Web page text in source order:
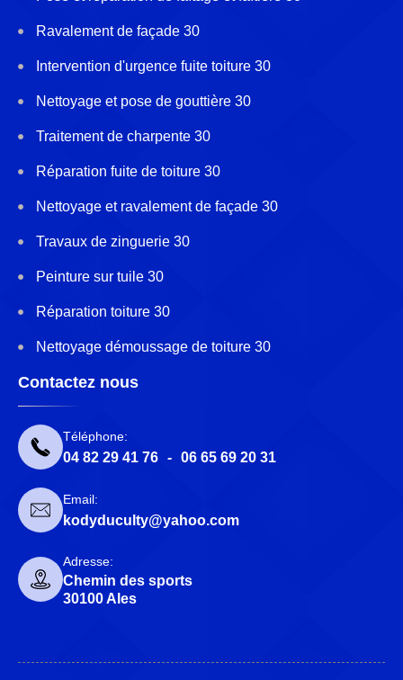
Ravalement de façade 30
Intervention d'urgence fuite toiture 30
Nettoyage et pose de gouttière 30
Traitement de charpente 30
Réparation fuite de toiture 30
Nettoyage et ravalement de façade 30
Travaux de zinguerie 30
Peinture sur tuile 30
Réparation toiture 30
Nettoyage démoussage de toiture 30
Contactez nous
Téléphone:
04 82 29 41 76 - 06 65 69 20 31
Email:
kodyduculty@yahoo.com
Adresse:
Chemin des sports
30100 Ales